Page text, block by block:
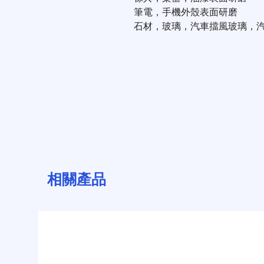
筆電，手機外殼表面研磨
石材，玻璃，汽車擋風玻璃，
相關產品